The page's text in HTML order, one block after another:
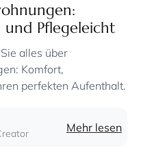
und Pflegeleicht
alles über
Komfort,
perfekten Aufenthalt.
Mehr lesen